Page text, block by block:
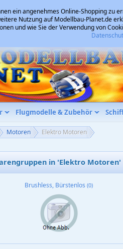
Flugmodelle & Zubehör
ein angenehmes Online-Shopping zu
Nutzung auf Modellbau-Planet.de
und wie Sie der Verwendung von
Motoren Elektro Motoren
in 'Elektro Motoren'
Brushless, Bürstenlos(0)